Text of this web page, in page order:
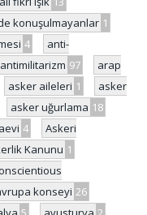
konuşulmayanlar 1
4
anti-
antimilitarizm 97
arap
asker aileleri 1
asker
asker uğurlama 18
4
Askeri
Kanunu 1
konseyi 26